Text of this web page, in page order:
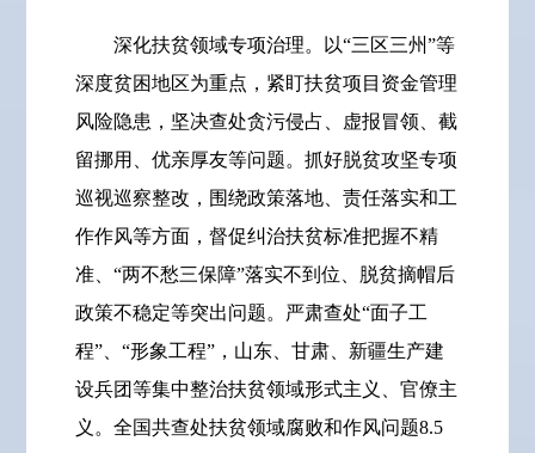
深化扶贫领域专项治理。以“三区三州”等
深度贫困地区为重点，紧盯扶贫项目资金管理
风险隐患，坚决查处贪污侵占、虚报冒领、截
留挪用、优亲厚友等问题。抓好脱贫攻坚专项
巡视巡察整改，围绕政策落地、责任落实和工
作作风等方面，督促纠治扶贫标准把握不精
准、“两不愁三保障”落实不到位、脱贫摘帽后
政策不稳定等突出问题。严肃查处“面子工
程”、“形象工程”，山东、甘肃、新疆生产建
设兵团等集中整治扶贫领域形式主义、官僚主
义。全国共查处扶贫领域腐败和作风问题8.5